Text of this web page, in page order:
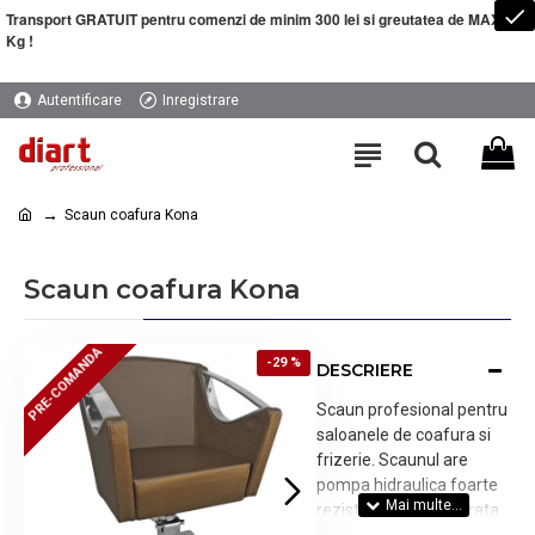
Transport GRATUIT pentru comenzi de minim 300 lei si greutatea de MAXIM 5
Kg !
Autentificare Inregistrare
Scaun coafura Kona
Scaun coafura Kona
-29 %
PRE-COMANDA
PRE-COMANDA DESCRIERE
Scaun profesional pentru
saloanele de coafura si
frizerie. Scaunul are
pompa hidraulica foarte
rezistenta, baza patrata